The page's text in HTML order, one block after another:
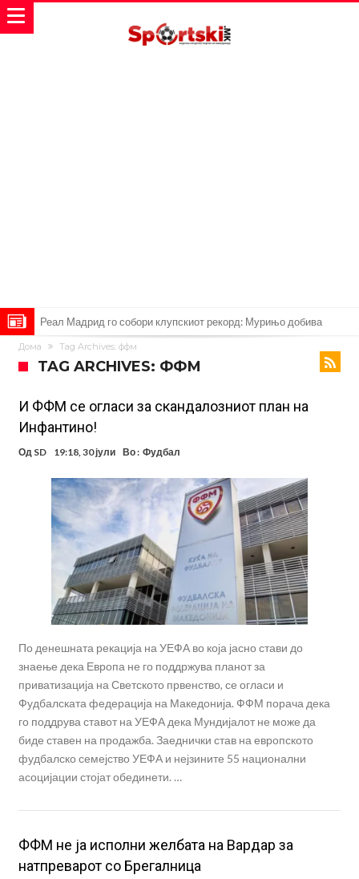
Милан ја доби првата понуда за Леао
Италијански петтолигаш добива неверојатен стадион од 62
Голем удар за Барселона: Херојот на финалето на Светското
првенство сака да замине
Фотографија од авион ги воодушеви навивачите на Реал:
Стигнува во Мадрид за потпис на договор
Потресни сцени на погребот на УФЦ-борец: Шпалир, музика и
аплауз кој ги расплака сите (Видео)
(ВИДЕО) Голема трагедија: Гром усмрти фудбалери, а уште 12 се
повредени
Барселона подготвува „кражба на векот“: Деко не беше во
Мадрид само поради Алварез
Капитен на познат клуб претепан до смрт пред својот дом – цела
држава бара правда!
Шпанија „трепери“ поради нешто што се чекаше со недели:
Винисиус Жуниор одлучи!
Дома Tag Archives: ффм
TAG ARCHIVES: ФФМ
И ФФМ се огласи за скандалозниот план на
Инфантино!
Од SD 19:18, 30 јули Во : Фудбал
По денешната рекација на УЕФА во која јасно стави до
знаење дека Европа не го поддржува планот за
приватизација на Светското првенство, се огласи и
Фудбалската федерација на Македонија. ФФМ порача дека
го поддрува ставот на УЕФА дека Мундијалот не може да
биде ставен на продажба. Заеднички став на европското
фудбалско семејство УЕФА и нејзините 55 национални
асоцијации стојат обединети. …
ФФМ не ја исполни желбата на Вардар за
натпреварот со Брегалница